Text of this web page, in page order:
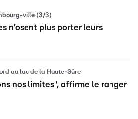
ville (3/3)
n’osent plus porter leurs
au lac de la Haute-Sûre
nos limites", affirme le ranger